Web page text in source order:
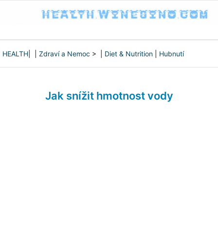
HEALTH Zdraví a Nemoc > | Diet & Nutrition Hubnutí
Jak snížit hmotnost vody